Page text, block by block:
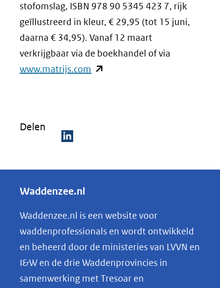
stofomslag, ISBN 978 90 5345 423 7, rijk
geïllustreerd in kleur, € 29,95 (tot 15 juni,
daarna € 34,95). Vanaf 12 maart
verkrijgbaar via de boekhandel of via
www.matrijs.com (opent
Delen
e
e
n
o
p
Waddenzee.nl
Waddenzee.nl is een website voor
waddenprofessionals en wordt ontwikkeld
en beheerd door de ministeries van LVVN en
I&W en de drie Waddenprovincies in
samenwerking met Tresoar en